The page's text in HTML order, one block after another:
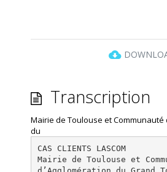
Transcription
Mairie de Toulouse et Communauté
du
CAS CLIENTS LASCOM
Mairie de Toulouse et
d’Agglomération du Grand